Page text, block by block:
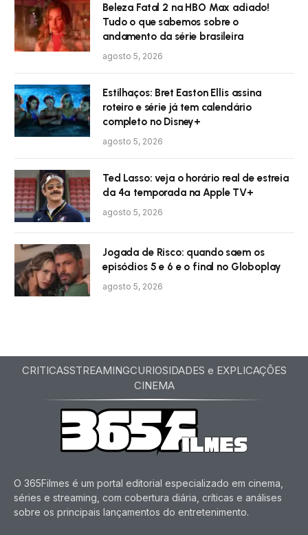
Beleza Fatal 2 na HBO Max adiado!
Tudo o que sabemos sobre o
andamento da série brasileira
agosto 5, 2026
Estilhaços: Bret Easton Ellis assina
roteiro e série já tem calendário
completo no Disney+
agosto 5, 2026
Ted Lasso: veja o horário real de estreia
da 4ª temporada na Apple TV+
agosto 5, 2026
Jogada de Risco: quando saem os
episódios 5 e 6 e o final no Globoplay
agosto 5, 2026
CRITICASSTREAMINGCURIOSIDADES e EXPLICAÇÕES
CINEMA
O 365Filmes é um portal editorial especializado em cinema,
séries e streaming, com cobertura diária, críticas e análises
sobre os principais lançamentos do entretenimento.